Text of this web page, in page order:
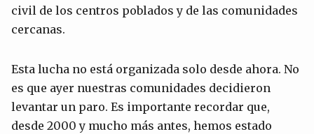
civil de los centros poblados y de las comunidades
cercanas.
Esta lucha no está organizada solo desde ahora. No
es que ayer nuestras comunidades decidieron
levantar un paro. Es importante recordar que,
desde 2000 y mucho más antes, hemos estado